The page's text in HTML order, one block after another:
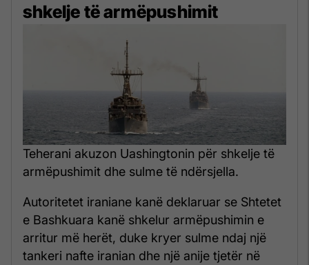
shkelje të armëpushimit
Teherani akuzon Uashingtonin për shkelje të
armëpushimit dhe sulme të ndërsjella.
Autoritetet iraniane kanë deklaruar se Shtetet
e Bashkuara kanë shkelur armëpushimin e
arritur më herët, duke kryer sulme ndaj një
tankeri nafte iranian dhe një anije tjetër në